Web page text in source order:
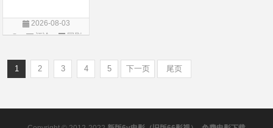
2026◎产 地 中
国大陆◎类 别
话 / 南京方
2026-08-03
评论
国剧
1 2 3 4 5 下一页 尾页